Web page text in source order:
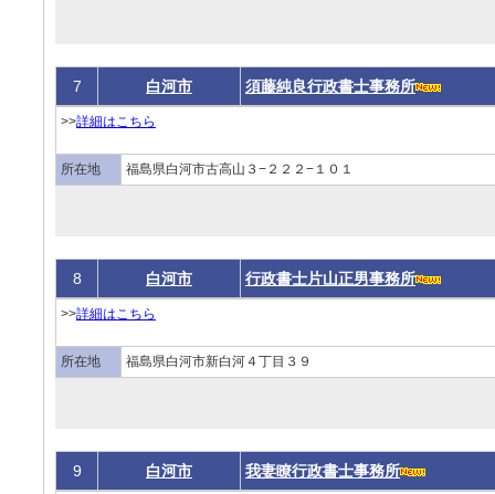
7 白河市 須藤純良行政書士事務所
>>詳細はこちら
所在地 福島県白河市古高山３−２２２−１０１
8 白河市 行政書士片山正男事務所
>>詳細はこちら
所在地 福島県白河市新白河４丁目３９
9 白河市 我妻瞭行政書士事務所